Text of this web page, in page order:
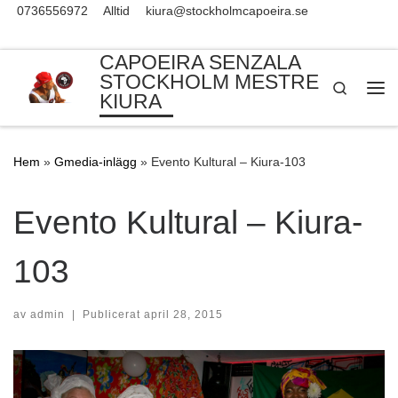
0736556972 Alltid kiura@stockholmcapoeira.se
CAPOEIRA SENZALA
STOCKHOLM MESTRE
KIURA
Search
Hem » Gmedia-inlägg » Evento Kultural – Kiura-103
Evento Kultural – Kiura-
103
av admin | Publicerat april 28, 2015